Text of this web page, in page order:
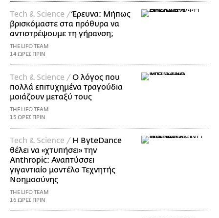
Τech & Science /Έρευνα: Μήπως
βρισκόμαστε στα πρόθυρα να
αντιστρέψουμε τη γήρανση;
THE LIFO TEAM
14 ΩΡΕΣ ΠΡΙΝ
Τech & Science /Ο λόγος που
πολλά επιτυχημένα τραγούδια
μοιάζουν μεταξύ τους
THE LIFO TEAM
15 ΩΡΕΣ ΠΡΙΝ
Τech & Science / Η ByteDance
θέλει να «χτυπήσει» την
Anthropic: Αναπτύσσει
γιγαντιαίο μοντέλο Τεχνητής
Νοημοσύνης
THE LIFO TEAM
16 ΩΡΕΣ ΠΡΙΝ